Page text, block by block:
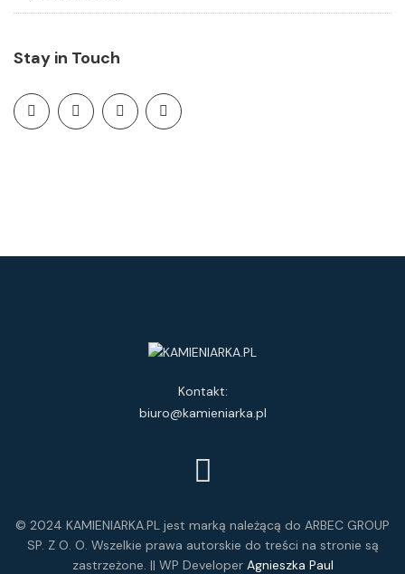
Stay in Touch
Kontakt:
biuro@kamieniarka.pl
© 2024 KAMIENIARKA.PL jest marką należącą do ARBEC GROUP
SP. Z O. O. Wszelkie prawa autorskie do treści na stronie są
zastrzeżone. || WP Developer Agnieszka Paul